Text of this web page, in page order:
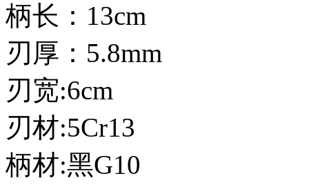
柄长：13cm
刃厚：5.8mm
刃宽:6cm
刃材:5Cr13
柄材:黑G10